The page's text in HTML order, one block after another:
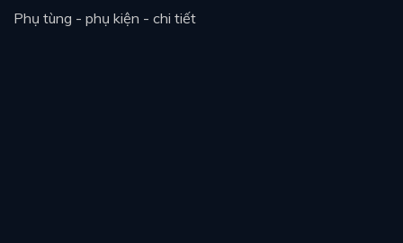
phụ tùng - phụ kiện - chi tiết